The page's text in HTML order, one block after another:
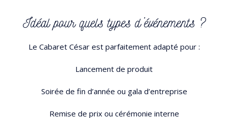
Idéal pour quels types d’événements ?
Le Cabaret César est parfaitement adapté pour :
Lancement de produit
Soirée de fin d’année ou gala d’entreprise
Remise de prix ou cérémonie interne